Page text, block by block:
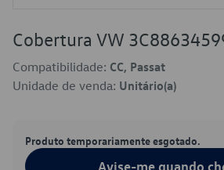
Cobertura VW
Compatibilidade: CC, Passat
Unidade de venda: Unitário(a)
Produto temporariamente esgotado.
Avise-me quando